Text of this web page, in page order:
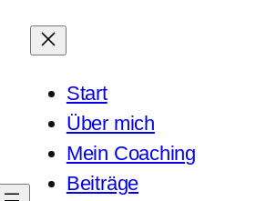
Start
Über mich
Mein Coaching
Beiträge